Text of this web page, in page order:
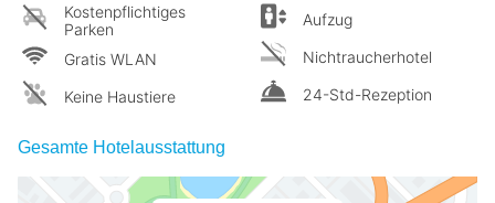
Kostenpflichtiges
Parken
Gratis WLAN
Keine Haustiere
Aufzug
Nichtraucherhotel
24-Std-Rezeption
Gesamte Hotelausstattung